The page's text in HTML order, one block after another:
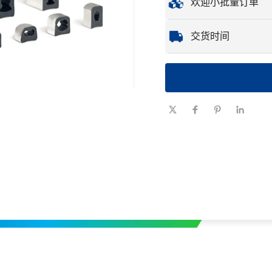
样品：可用的定制样
品。
交货时间
交货时间